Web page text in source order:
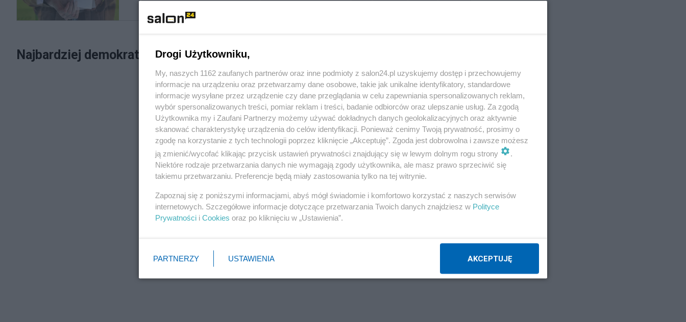
Najbardziej demokratyczne wybory
Drogi Użytkowniku,
My, naszych 1162 zaufanych partnerów oraz inne podmioty z salon24.pl uzyskujemy dostęp i przechowujemy
informacje na urządzeniu oraz przetwarzamy dane osobowe, takie jak unikalne identyfikatory, standardowe
informacje wysyłane przez urządzenie czy dane przeglądania w celu zapewniania spersonalizowanych reklam,
wybór spersonalizowanych treści, pomiar reklam i treści, badanie odbiorców oraz ulepszanie usług. Za zgodą
Użytkownika my i Zaufani Partnerzy możemy używać dokładnych danych geolokalizacyjnych oraz aktywnie
skanować charakterystykę urządzenia do celów identyfikacji. Ponieważ cenimy Twoją prywatność, prosimy o
zgodę na korzystanie z tych technologii poprzez kliknięcie „Akceptuję”. Zgoda jest dobrowolna i zawsze możesz
ją zmienić/wycofać klikając przycisk ustawień prywatności znajdujący się w lewym dolnym rogu strony
.
Niektóre rodzaje przetwarzania danych nie wymagają zgody użytkownika, ale masz prawo sprzeciwić się
takiemu przetwarzaniu. Preferencje będą miały zastosowania tylko na tej witrynie.
Zapoznaj się z poniższymi informacjami, abyś mógł świadomie i komfortowo korzystać z naszych serwisów
internetowych. Szczegółowe informacje dotyczące przetwarzania Twoich danych znajdziesz w Polityce
Prywatności i Cookies oraz po kliknięciu w „Ustawienia”.
PARTNERZY USTAWIENIA AKCEPTUJĘ